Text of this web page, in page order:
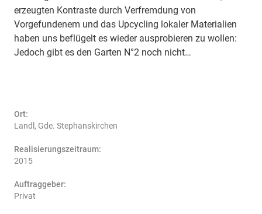
erzeugten Kontraste durch Verfremdung von
Vorgefundenem und das Upcycling lokaler Materialien
haben uns beflügelt es wieder ausprobieren zu wollen:
Jedoch gibt es den Garten N°2 noch nicht…
Ort:
Landl, Gde. Stephanskirchen
Realisierungszeitraum:
2015
Auftraggeber:
Privat